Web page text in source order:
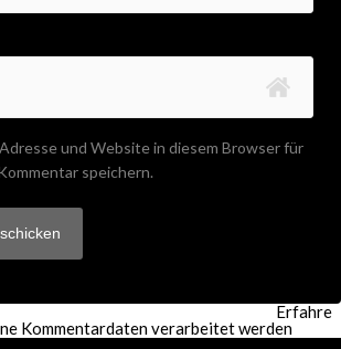
und Website in diesem Browser für
speichern.
Akismet, um Spam zu reduzieren.Erfahre
Kommentardaten verarbeitet werden.